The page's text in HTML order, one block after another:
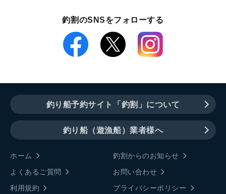
釣割のSNSをフォローする
釣り船予約サイト「釣割」について
釣り船（遊漁船）業者様へ
ホーム
釣割からのお知らせ
よくあるご質問
お問い合わせ
利用規約
プライバシーポリシー